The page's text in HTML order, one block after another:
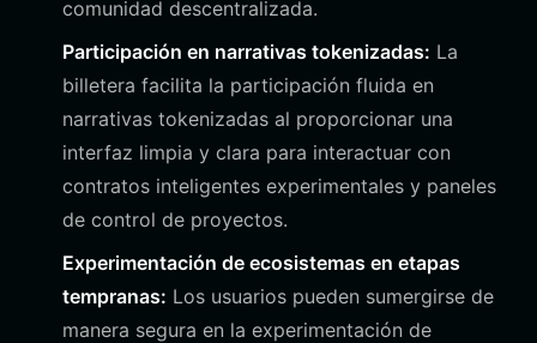
comunidad descentralizada.
Participación en narrativas tokenizadas: La
billetera facilita la participación fluida en
narrativas tokenizadas al proporcionar una
interfaz limpia y clara para interactuar con
contratos inteligentes experimentales y paneles
de control de proyectos.
Experimentación de ecosistemas en etapas
tempranas: Los usuarios pueden sumergirse de
manera segura en la experimentación de